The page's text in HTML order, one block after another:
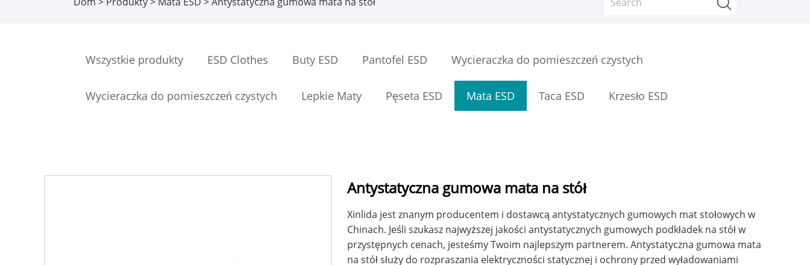
Wszystkie produkty ESD Clothes Buty ESD Pantofel ESD Wycieraczka do pomieszczeń czystych
Wycieraczka do pomieszczeń czystych Lepkie Maty Pęseta ESD Mata ESD Taca ESD Krzesło ESD
Antystatyczna gumowa mata na stół
Xinlida jest znanym producentem i dostawcą antystatycznych gumowych mat stołowych w
Chinach. Jeśli szukasz najwyższej jakości antystatycznych gumowych podkładek na stół w
przystępnych cenach, jesteśmy Twoim najlepszym partnerem. Antystatyczna gumowa mata
na stół służy do rozpraszania elektryczności statycznej i ochrony przed wyładowaniami